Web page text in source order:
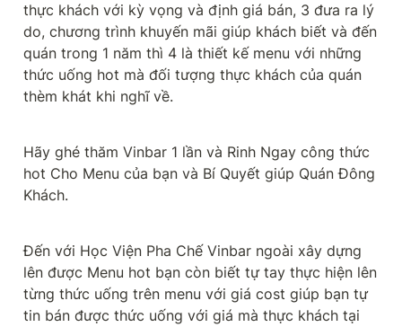
thực khách với kỳ vọng và định giá bán, 3 đưa ra lý
do, chương trình khuyến mãi giúp khách biết và đến
quán trong 1 năm thì 4 là thiết kế menu với những
thức uống hot mà đối tượng thực khách của quán
thèm khát khi nghĩ về.
Hãy ghé thăm Vinbar 1 lần và Rinh Ngay công thức
hot Cho Menu của bạn và Bí Quyết giúp Quán Đông
Khách.
Đến với Học Viện Pha Chế Vinbar ngoài xây dựng
lên được Menu hot bạn còn biết tự tay thực hiện lên
từng thức uống trên menu với giá cost giúp bạn tự
tin bán được thức uống với giá mà thực khách tại